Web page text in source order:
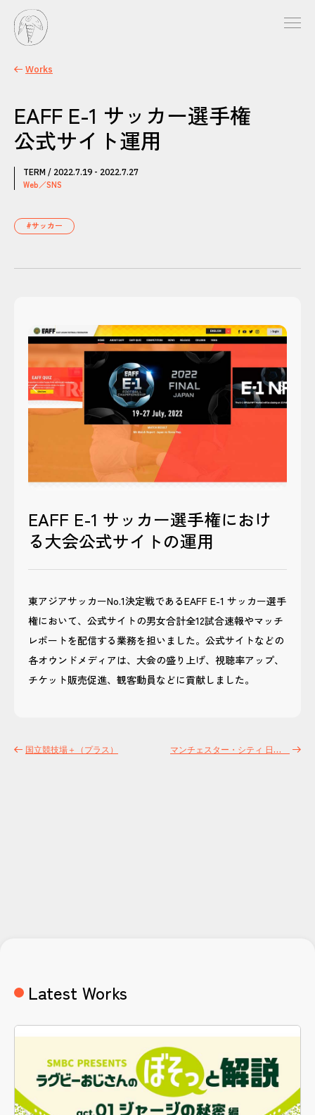
Works
EAFF E-1 サッカー選手権
公式サイト運用
TERM / 2022.7.19 - 2022.7.27
Web／SNS
#サッカー
EAFF E-1 サッカー選手権におけ
る大会公式サイトの運用
東アジアサッカーNo.1決定戦であるEAFF E-1 サッカー選手
権において、公式サイトの男女合計全12試合速報やマッチ
レポートを配信する業務を担いました。公式サイトなどの
各オウンドメディアは、大会の盛り上げ、視聴率アップ、
チケット販売促進、観客動員などに貢献しました。
国立競技場＋（プラス） マンチェスター・シティ 日本語版公式Twitterアカウント運用
Latest Works